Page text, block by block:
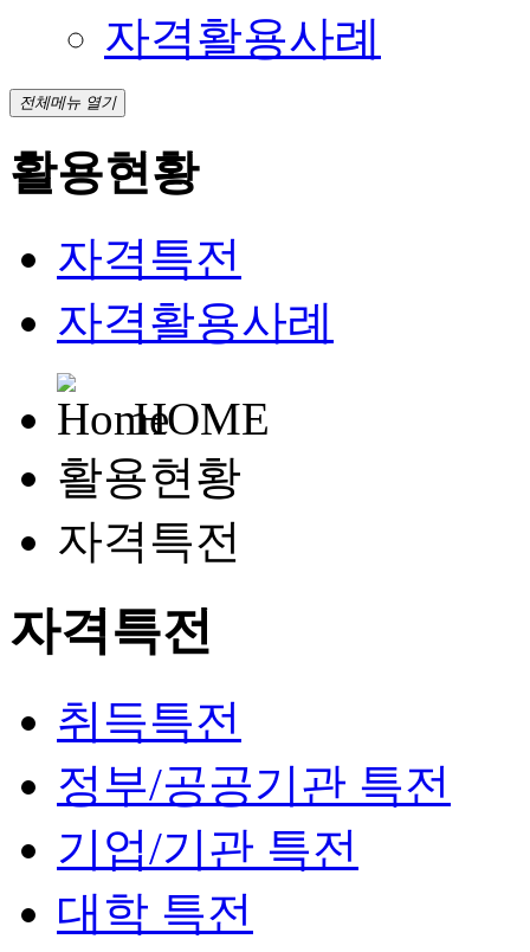
자격활용사례
전체메뉴 열기
활용현황
자격특전
자격활용사례
HOME
활용현황
자격특전
자격특전
취득특전
정부/공공기관 특전
기업/기관 특전
대학 특전